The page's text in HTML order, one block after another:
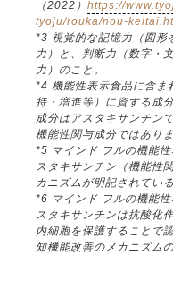
（2022） https://
tyoju/rouka/nou-
*3 視覚的な記憶力（図形
力）と、判断力（数字・
力）のこと。
*4 機能性表示食品に含ま
持・増進等）に資する成
成分はアスタキサンチン
機能性関与成分ではありま
*5 マインド フルの機能
スタキサンチン（機能性
カニズムが明記されている
*6 マインド フルの機能
スタキサンチンは抗酸化
内細胞を保護することで
知機能改善のメカニズム